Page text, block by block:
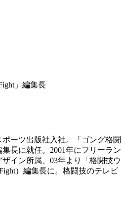
」編集長
ポーツ出版社入社。「ゴング格闘
長に就任。2001年にフリーラン
イン所属、03年より「格闘技ウ
）編集長に。格闘技のテレビ